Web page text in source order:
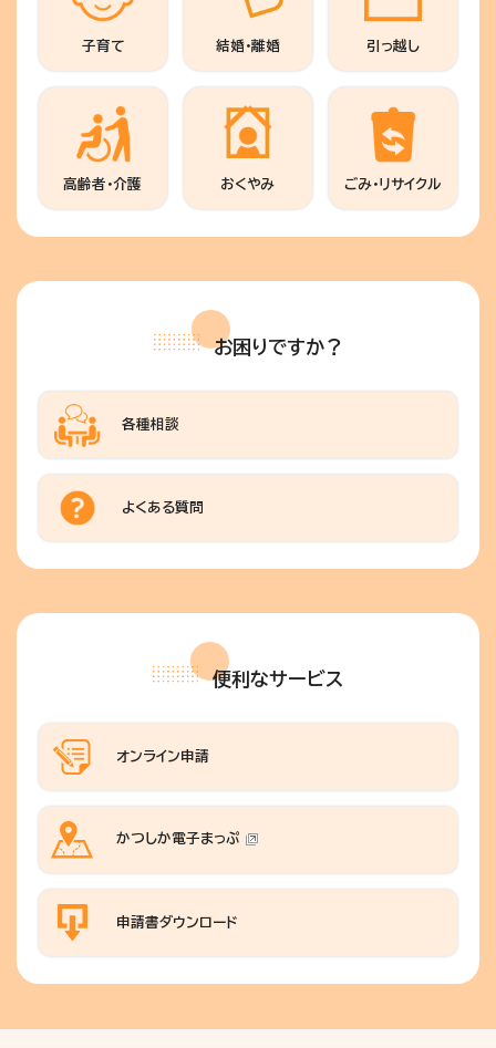
子育て 結婚・離婚 引っ越し
高齢者・介護 おくやみ ごみ・リサイクル
お困りですか？
各種相談
よくある質問
便利なサービス
オンライン申請
かつしか電子まっぷ
申請書ダウンロード